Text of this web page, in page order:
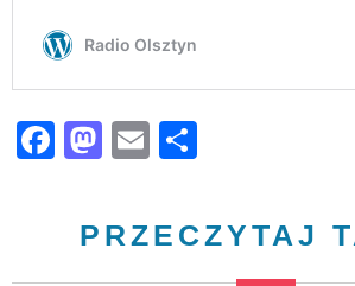
Facebook
Mastodon
Email
PRZECZYTAJ